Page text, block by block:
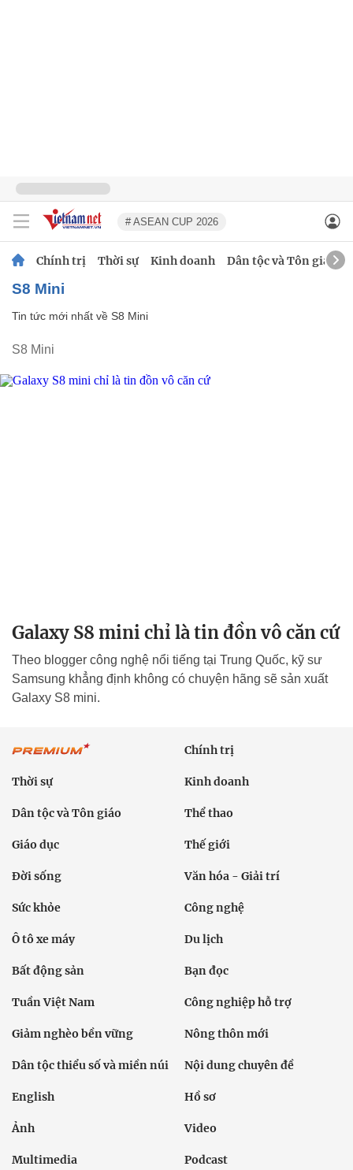
# ASEAN CUP 2026
Chính trị Thời sự Kinh doanh Dân tộc và Tôn giáo
S8 Mini
Tin tức mới nhất về S8 Mini
S8 Mini
Galaxy S8 mini chỉ là tin đồn vô căn cứ
Theo blogger công nghệ nổi tiếng tại Trung Quốc, kỹ sư
Samsung khẳng định không có chuyện hãng sẽ sản xuất
Galaxy S8 mini.
Chính trị
Thời sự Kinh doanh
Dân tộc và Tôn giáo Thể thao
Giáo dục Thế giới
Đời sống Văn hóa - Giải trí
Sức khỏe Công nghệ
Ô tô xe máy Du lịch
Bất động sản Bạn đọc
Tuần Việt Nam Công nghiệp hỗ trợ
Giảm nghèo bền vững Nông thôn mới
Dân tộc thiểu số và miền núi Nội dung chuyên đề
English Hồ sơ
Ảnh Video
Multimedia Podcast